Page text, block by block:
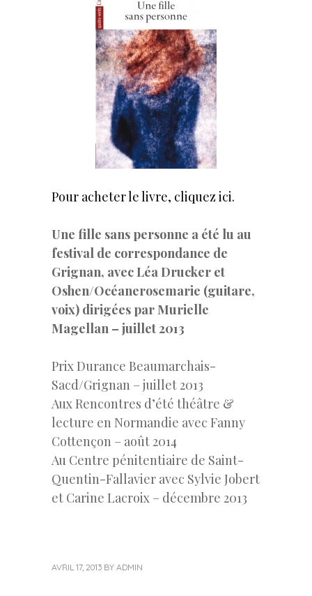
Pour acheter le livre, cliquez ici.
Une fille sans personne a été lu au
festival de correspondance de
Grignan, avec Léa Drucker et
Oshen/Océanerosemarie (guitare,
voix) dirigées par Murielle
Magellan – juillet 2013
Prix Durance Beaumarchais-
Sacd/Grignan – juillet 2013
Aux Rencontres d’été théâtre &
lecture en Normandie avec Fanny
Cottençon – août 2014
Au Centre pénitentiaire de Saint-
Quentin-Fallavier avec Sylvie Jobert
et Carine Lacroix – décembre 2013
AVRIL 17, 2013 BY ADMIN